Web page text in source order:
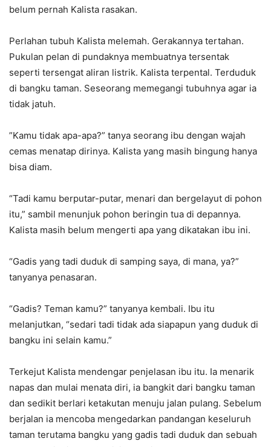
belum pernah Kalista rasakan.
Perlahan tubuh Kalista melemah. Gerakannya tertahan.
Pukulan pelan di pundaknya membuatnya tersentak
seperti tersengat aliran listrik. Kalista terpental. Terduduk
di bangku taman. Seseorang memegangi tubuhnya agar ia
tidak jatuh.
”Kamu tidak apa-apa?” tanya seorang ibu dengan wajah
cemas menatap dirinya. Kalista yang masih bingung hanya
bisa diam.
“Tadi kamu berputar-putar, menari dan bergelayut di pohon
itu,” sambil menunjuk pohon beringin tua di depannya.
Kalista masih belum mengerti apa yang dikatakan ibu ini.
“Gadis yang tadi duduk di samping saya, di mana, ya?”
tanyanya penasaran.
“Gadis? Teman kamu?” tanyanya kembali. Ibu itu
melanjutkan, “sedari tadi tidak ada siapapun yang duduk di
bangku ini selain kamu.”
Terkejut Kalista mendengar penjelasan ibu itu. Ia menarik
napas dan mulai menata diri, ia bangkit dari bangku taman
dan sedikit berlari ketakutan menuju jalan pulang. Sebelum
berjalan ia mencoba mengedarkan pandangan keseluruh
taman terutama bangku yang gadis tadi duduk dan sebuah